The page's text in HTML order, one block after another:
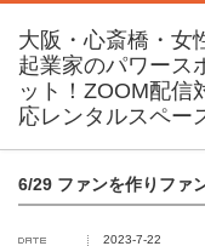
6/29 ファンを作りファ
2023-7-22